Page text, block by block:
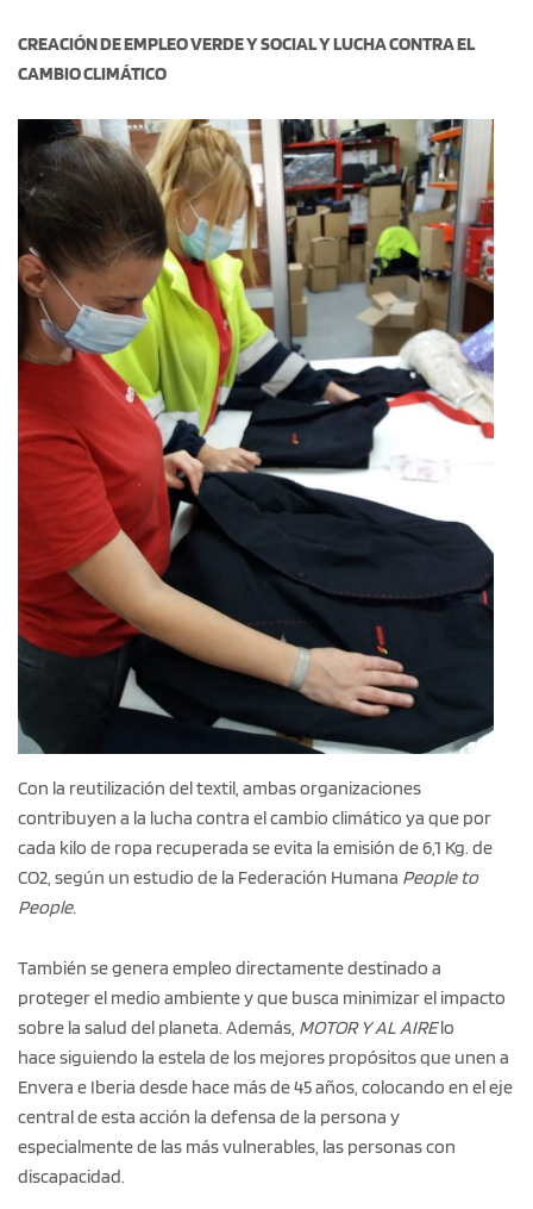
CREACIÓN DE EMPLEO VERDE Y SOCIAL Y LUCHA CONTRA EL
CAMBIO CLIMÁTICO
Con la reutilización del textil, ambas organizaciones
contribuyen a la lucha contra el cambio climático ya que por
cada kilo de ropa recuperada se evita la emisión de 6,1 Kg. de
CO2, según un estudio de la Federación Humana People to
People.
También se genera empleo directamente destinado a
proteger el medio ambiente y que busca minimizar el impacto
sobre la salud del planeta. Además, MOTOR Y AL AIRElo
hace siguiendo la estela de los mejores propósitos que unen a
Envera e Iberia desde hace más de 45 años, colocando en el eje
central de esta acción la defensa de la persona y
especialmente de las más vulnerables, las personas con
discapacidad.